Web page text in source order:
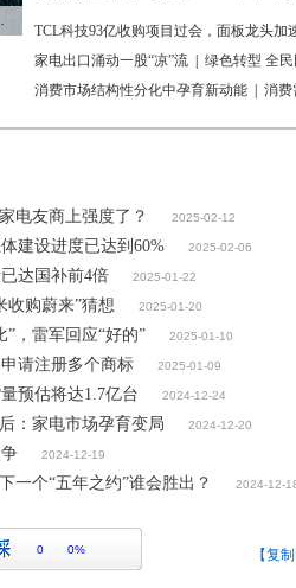
已下达
TCL科技93亿收购项目过会，面板龙头加
家电出口涌动一股“凉”流
绿色转型 全
消费市场结构性分化中孕育新动能
消费
电友商上强度了？ 2025-02-12
建设进度已达到60% 2025-02-06
达国补前4倍 2025-01-22
收购蔚来”猜想 2025-01-20
，雷军回应“好的” 2025-01-10
请注册多个商标 2025-01-09
预估将达1.7亿台 2024-12-24
：家电市场孕育变局 2024-12-20
2024-12-19
一个“五年之约”谁会胜出？ 2024-12-
0 0% 【复